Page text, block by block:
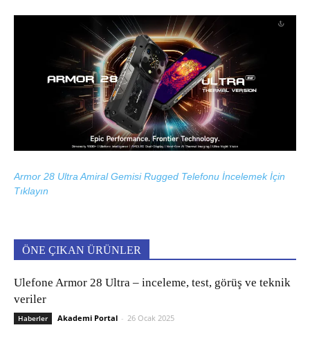
Armor 28 Ultra Amiral Gemisi Rugged Telefonu İncelemek İçin
Tıklayın
ÖNE ÇIKAN ÜRÜNLER
Ulefone Armor 28 Ultra – inceleme, test, görüş ve teknik
veriler
Haberler Akademi Portal - 26 Ocak 2025